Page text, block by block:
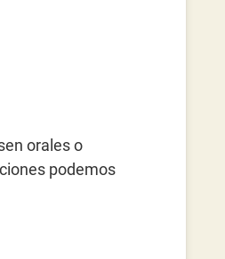
orales o
podemos